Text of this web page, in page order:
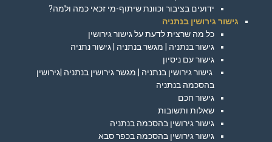
ידועים בציבור וכוונת שיתוף-מי זכאי כמה ולמה?
גישור גירושין בנתניה
כל מה שרצית לדעת על גישור גירושין
גישור בנתניה | מגשר בנתניה | גישור נתניה
גישור עם ניסיון
גישור גירושין בנתניה | מגשר גירושין בנתניה |גירושין
בהסכמה בנתניה
גישור חכם
שאלות ותשובות
גישור גירושין בהסכמה בנתניה
גישור גירושין בהסכמה בכפר סבא